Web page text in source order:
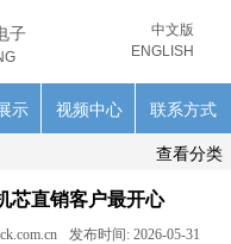
中文版
ENGLISH
子
示 视频中心 联系方式
查看分类
芯直销客户最开心
发布时间: 2026-05-31